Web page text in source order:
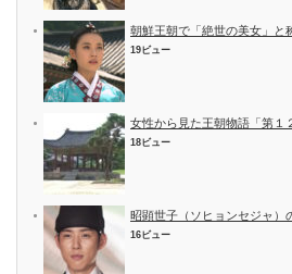
朝鮮王朝で「絶世の美女」と
19ビュー
女性から見た王朝物語「第１
18ビュー
昭顕世子（ソヒョンセジャ）
16ビュー